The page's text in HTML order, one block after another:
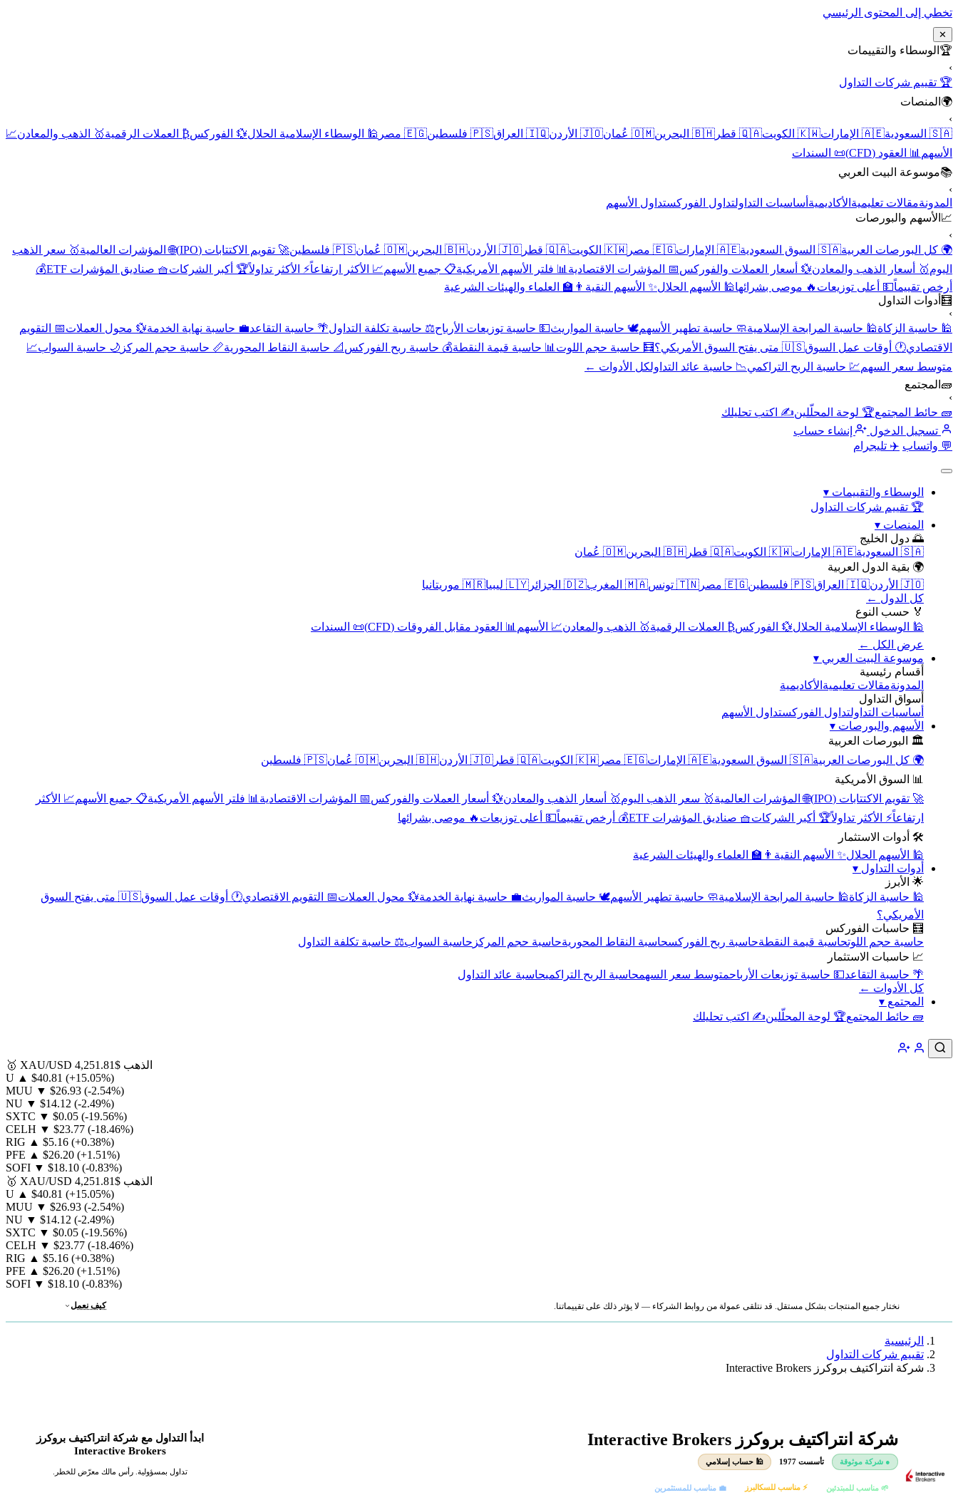
تخطي إلى المحتوى الرئيسي
✕
🏆 الوسطاء والتقييمات
›
🏆 تقييم شركات التداول
🌍 المنصات
›
🇸🇦 السعودية
🇦🇪 الإمارات 🇰🇼 الكويت 🇶🇦 قطر 🇧🇭 البحرين 🇴🇲 عُمان 🇯🇴 الأردن 🇮🇶 العراق 🇵🇸 فلسطين 🇪🇬 مصر 🕌 الوسطاء الإسلامية الحلال💱 الفوركس₿ العملات الرقمية🥇 الذهب والمعادن📈
الأسهم 📊 العقود (CFD)
📜 السندات
📚موسوعة البيت العربي
›
المدونةمقالات تعليمية الأكاديمية أساسيات التداولتداول الفوركستداول الأسهم
📈 الأسهم والبورصات
›
🌍 كل البورصات العربية🇸🇦 السوق السعودية 🇦🇪 الإمارات 🇪🇬 مصر 🇰🇼 الكويت 🇶🇦 قطر 🇯🇴 الأردن 🇧🇭 البحرين 🇴🇲 عُمان 🇵🇸 فلسطين 🚀 تقويم الاكتتابات (IPO) 🌐 المؤشرات العالمية🥇 سعر الذهب
اليوم🥇 أسعار الذهب والمعادن💱 أسعار العملات والفوركس📅 المؤشرات الاقتصادية 📊 فلتر الأسهم الأمريكية📋 جميع الأسهم📈 الأكثر ارتفاعاً⚡ الأكثر تداولاً🏆 أكبر الشركات🧺 صناديق المؤشرات ETF
💰
أرخص تقييماً💵 أعلى توزيعات 🔥 موصى بشرائها🕌 الأسهم الحلال✨ الأسهم النقية 👨‍🏫 العلماء والهيئات الشرعية
🧮 أدوات التداول
›
🕌 حاسبة الزكاة🕌 حاسبة المرابحة الإسلامية🧼 حاسبة تطهير الأسهم🕊️ حاسبة المواريث💵 حاسبة توزيعات الأرباح⚖️ حاسبة تكلفة التداول🌴 حاسبة التقاعد💼 حاسبة نهاية الخدمة💱 محول العملات📅 التقويم
الاقتصادي🕐 أوقات عمل السوق🇺🇸 متى يفتح السوق الأمريكي؟ 🧮 حاسبة حجم اللوت 📊 حاسبة قيمة النقطة💰 حاسبة ربح الفوركس 📐 حاسبة النقاط المحورية📏 حاسبة حجم المركز 🌙 حاسبة السواب📈
متوسط سعر السهم💹 حاسبة الربح التراكمي📉 حاسبة عائد التداولكل الأدوات ←
🧱 المجتمع
›
🧱 حائط المجتمع🏆 لوحة المحلّلين✍️ اكتب تحليلك
تسجيل الدخول
إنشاء حساب
💬 واتساب ✈️ تليجرام
الوسطاء والتقييمات ▾
🏆 تقييم شركات التداول
المنصات ▾
🌅 دول الخليج
🇸🇦 السعودية
🇦🇪 الإمارات 🇰🇼 الكويت 🇶🇦 قطر 🇧🇭 البحرين
🇴🇲 عُمان
🌍 بقية الدول العربية
🇯🇴 الأردن
🇮🇶 العراق 🇵🇸 فلسطين 🇪🇬 مصر 🇹🇳 تونس 🇲🇦 المغرب 🇩🇿 الجزائر 🇱🇾 ليبيا
🇲🇷 موريتانيا
كل الدول ←
🏅 حسب النوع
🕌 الوسطاء الإسلامية الحلال💱 الفوركس₿ العملات الرقمية🥇 الذهب والمعادن📈 الأسهم 📊 العقود مقابل الفروقات (CFD)
📜 السندات
عرض الكل ←
موسوعة البيت العربي ▾
أقسام رئيسية
المدونةمقالات تعليمية الأكاديمية
أسواق التداول
أساسيات التداولتداول الفوركستداول الأسهم
الأسهم والبورصات ▾
🏛️ البورصات العربية
🌍 كل البورصات العربية🇸🇦 السوق السعودية 🇦🇪 الإمارات 🇪🇬 مصر 🇰🇼 الكويت 🇶🇦 قطر 🇯🇴 الأردن 🇧🇭 البحرين 🇴🇲 عُمان
🇵🇸 فلسطين
📊 السوق الأمريكية
🚀 تقويم الاكتتابات (IPO)
🌐 المؤشرات العالمية🥇 سعر الذهب اليوم🥇 أسعار الذهب والمعادن💱 أسعار العملات والفوركس📅 المؤشرات الاقتصادية 📊 فلتر الأسهم الأمريكية📋 جميع الأسهم📈 الأكثر
ارتفاعاً⚡ الأكثر تداولاً🏆 أكبر الشركات🧺 صناديق المؤشرات ETF 💰 أرخص تقييماً💵 أعلى توزيعات 🔥 موصى بشرائها
🛠️ أدوات الاستثمار
🕌 الأسهم الحلال✨ الأسهم النقية 👨‍🏫 العلماء والهيئات الشرعية
أدوات التداول ▾
🌟 الأبرز
🕌 حاسبة الزكاة🕌 حاسبة المرابحة الإسلامية🧼 حاسبة تطهير الأسهم🕊️ حاسبة المواريث💼 حاسبة نهاية الخدمة💱 محول العملات📅 التقويم الاقتصادي🕐 أوقات عمل السوق
🇺🇸 متى يفتح السوق
الأمريكي؟
🧮 حاسبات الفوركس
حاسبة حجم اللوتحاسبة قيمة النقطةحاسبة ربح الفوركسحاسبة النقاط المحوريةحاسبة حجم المركز حاسبة السواب⚖️ حاسبة تكلفة التداول
📈 حاسبات الاستثمار
🌴 حاسبة التقاعد💵 حاسبة توزيعات الأرباحمتوسط سعر السهمحاسبة الربح التراكميحاسبة عائد التداول
كل الأدوات ←
المجتمع ▾
🧱 حائط المجتمع🏆 لوحة المحلّلين✍️ اكتب تحليلك
🥇 XAU/USD الذهب $4,251.81
U ▲ $40.81 (+15.05%)
MUU ▼ $26.93 (-2.54%)
NU ▼ $14.12 (-2.49%)
SXTC ▼ $0.05 (-19.56%)
CELH ▼ $23.77 (-18.46%)
RIG ▲ $5.16 (+0.38%)
PFE ▲ $26.20 (+1.51%)
SOFI ▼ $18.10 (-0.83%)
🥇 XAU/USD الذهب $4,251.81
U ▲ $40.81 (+15.05%)
MUU ▼ $26.93 (-2.54%)
NU ▼ $14.12 (-2.49%)
SXTC ▼ $0.05 (-19.56%)
CELH ▼ $23.77 (-18.46%)
RIG ▲ $5.16 (+0.38%)
PFE ▲ $26.20 (+1.51%)
SOFI ▼ $18.10 (-0.83%)
نختار جميع المنتجات بشكل مستقل. قد نتلقى عمولة من روابط الشركاء — لا يؤثر ذلك على تقييماتنا. كيف نعمل
الرئيسية
تقييم شركات التداول
شركة انتراكتيف بروكرز Interactive Brokers
شركة انتراكتيف بروكرز Interactive Brokers
● شركة موثوقة تأسست 1977 🕌 حساب إسلامي
🌱 مناسب للمبتدئين ⚡ مناسب للسكالبرز 💼 مناسب للمستثمرين
ابدأ التداول مع شركة انتراكتيف بروكرز
Interactive Brokers
تداول بمسؤولية. رأس مالك معرّض للخطر.